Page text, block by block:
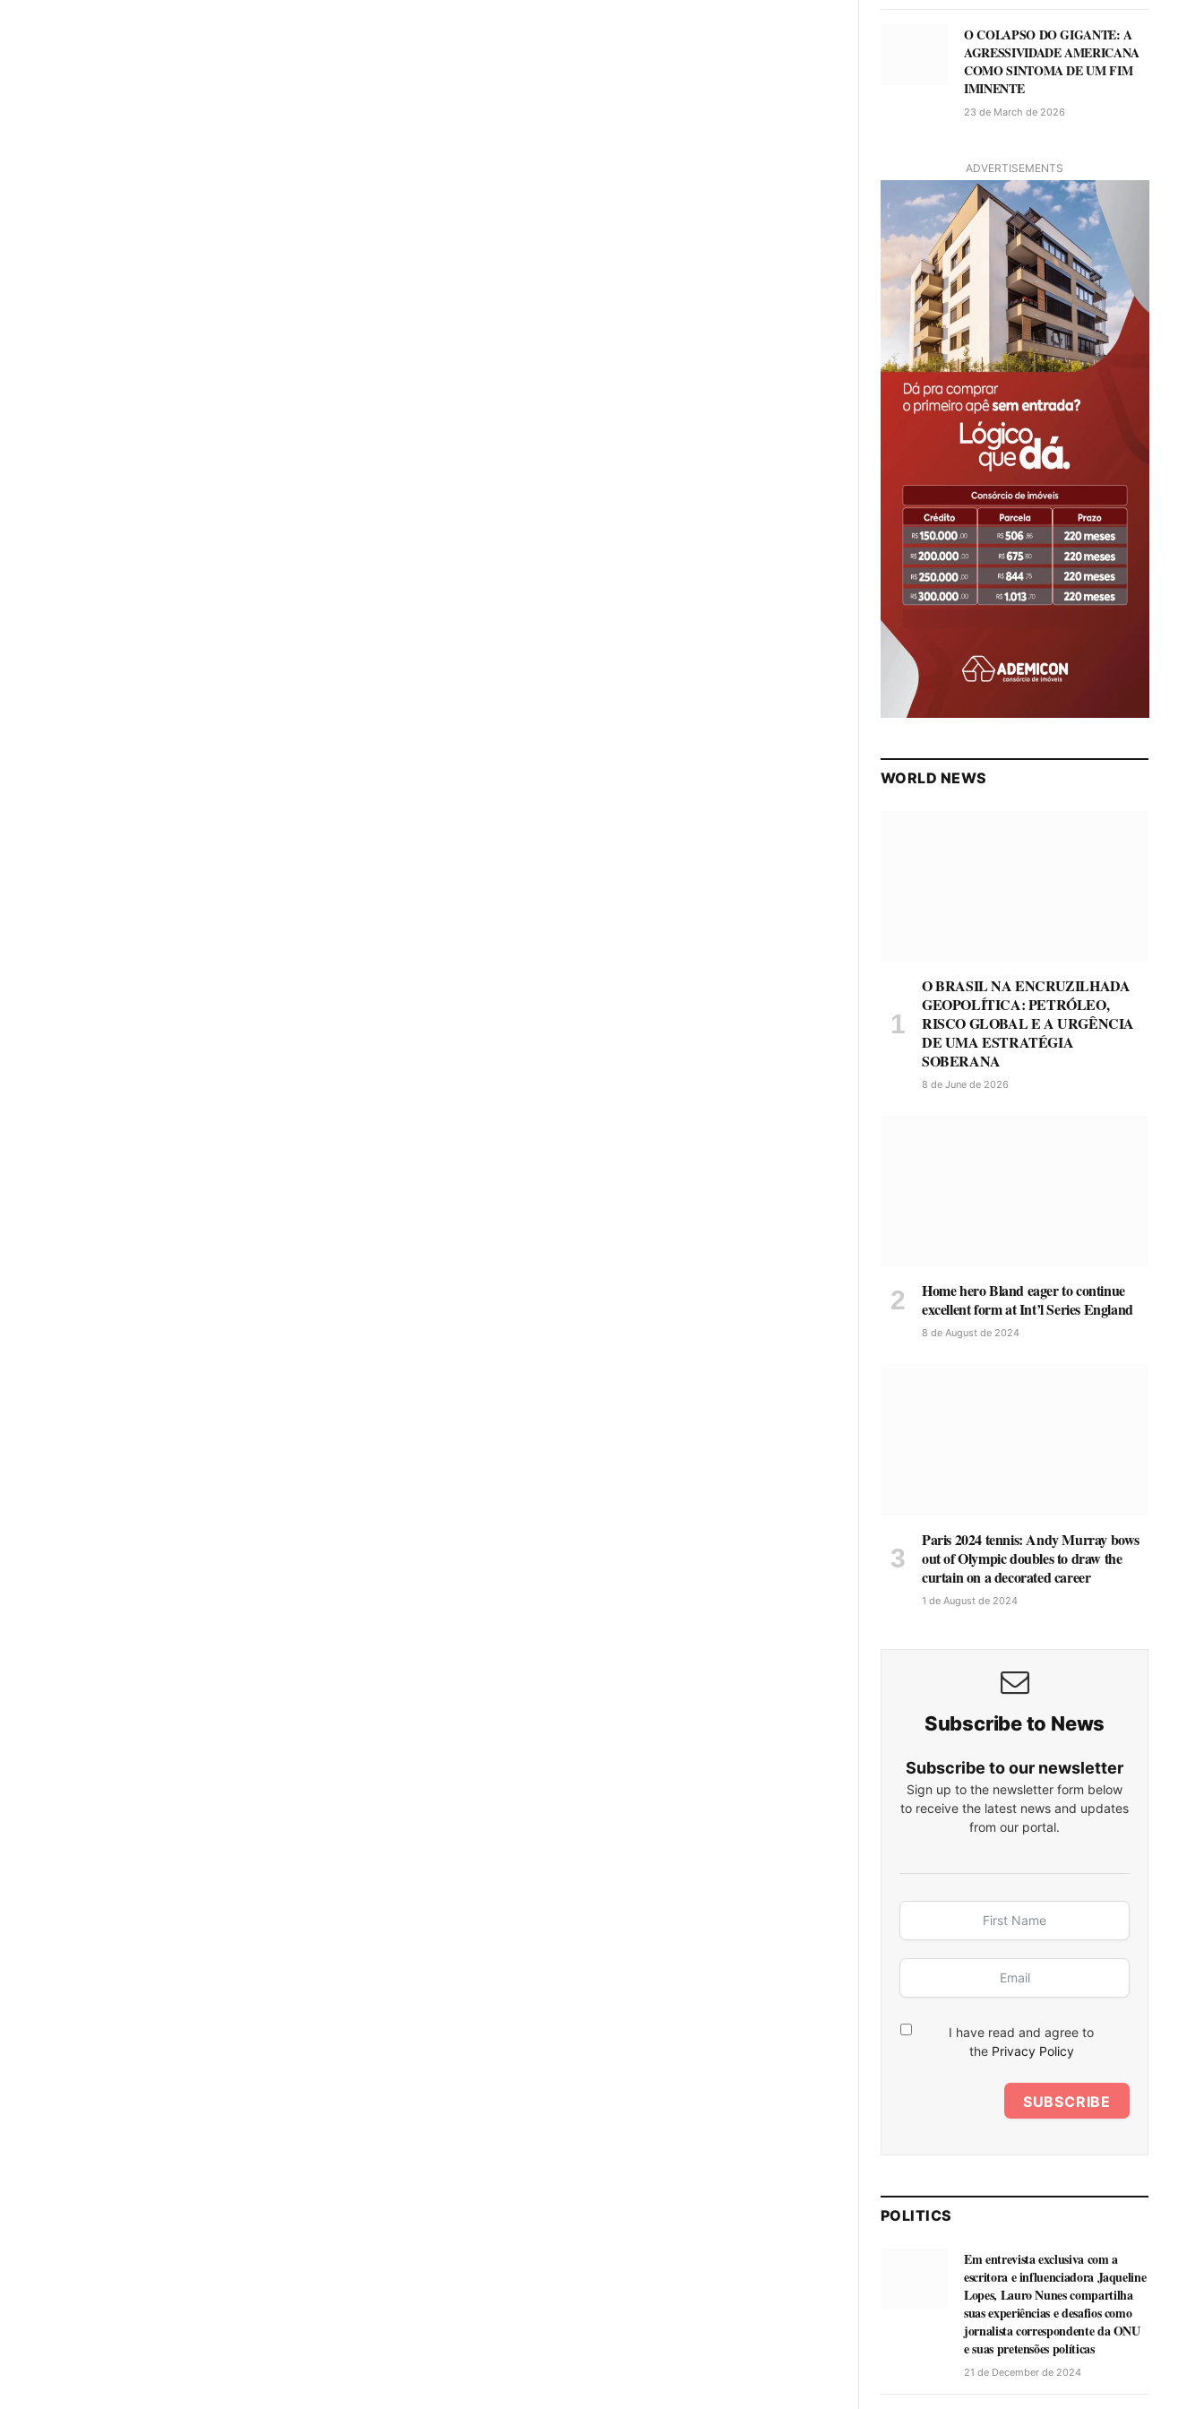
O COLAPSO DO GIGANTE: A
AGRESSIVIDADE AMERICANA
COMO SINTOMA DE UM FIM
IMINENTE
23 de March de 2026
ADVERTISEMENTS
WORLD NEWS
O BRASIL NA ENCRUZILHADA
GEOPOLÍTICA: PETRÓLEO,
RISCO GLOBAL E A URGÊNCIA
DE UMA ESTRATÉGIA
SOBERANA
8 de June de 2026
Home hero Bland eager to continue
excellent form at Int’l Series England
8 de August de 2024
Paris 2024 tennis: Andy Murray bows
out of Olympic doubles to draw the
curtain on a decorated career
1 de August de 2024
Subscribe to News
Subscribe to our newsletter
Sign up to the newsletter form below
to receive the latest news and updates
from our portal.
I have read and agree to
the Privacy Policy
SUBSCRIBE
POLITICS
Em entrevista exclusiva com a
escritora e influenciadora Jaqueline
Lopes, Lauro Nunes compartilha
suas experiências e desafios como
jornalista correspondente da ONU
e suas pretensões políticas
21 de December de 2024